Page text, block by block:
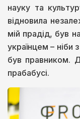
науку та
відновила
мій прадід, був
українцем – ніби
був правником.
прабабусі.